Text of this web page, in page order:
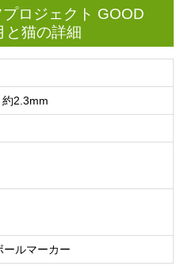
ロジェクト GOOD
と猫の詳細
2.3mm
ールマーカー